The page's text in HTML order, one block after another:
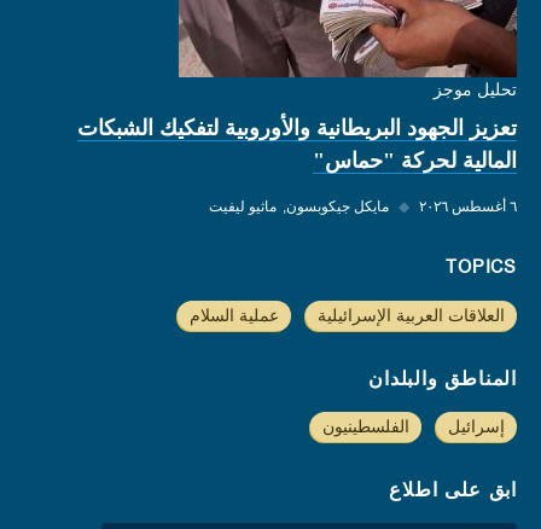
تحليل موجز
تعزيز الجهود البريطانية والأوروبية لتفكيك الشبكات
المالية لحركة "حماس"
٦ أغسطس ٢٠٢٦ ◆ مايكل جيكوبسون ماثيو ليفيت
TOPICS
العلاقات العربية الإسرائيلية عملية السلام
المناطق والبلدان
إسرائيل الفلسطينيون
ابق على اطلاع